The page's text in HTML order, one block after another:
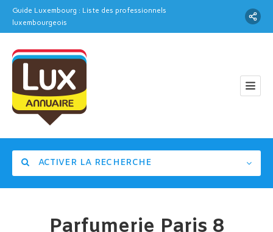
Guide Luxembourg : Liste des professionnels
luxembourgeois
ACTIVER LA RECHERCHE